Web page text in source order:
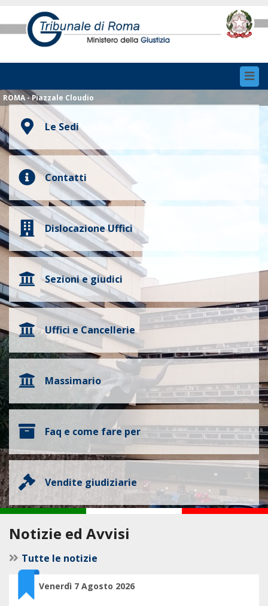
ROMA - Piazzale Cloudio
Le Sedi
Contatti
Dislocazione Uffici
Sezioni e giudici
Uffici e Cancellerie
Massimario
Faq e come fare per
Vendite giudiziarie
Notizie ed Avvisi
Tutte le notizie
Venerdì 7 Agosto 2026